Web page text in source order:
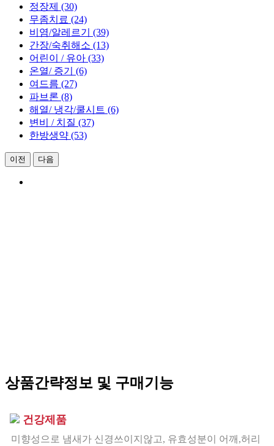
정장제 (30)
무좀치료 (24)
비염/알레르기 (39)
간장/숙취해소 (13)
어린이 / 유아 (33)
온열/ 증기 (6)
여드름 (27)
파브론 (8)
해열/ 냉각/쿨시트 (6)
변비 / 치질 (37)
한방생약 (53)
이전 다음
상품간략정보 및 구매기능
건강제품
미향성으로 냄새가 신경쓰이지않고, 유효성분이 어깨,허리